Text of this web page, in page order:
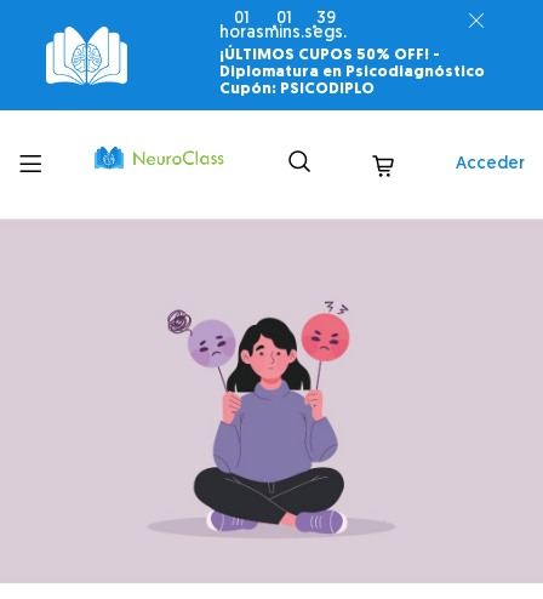
01
horas
01
mins.
38
segs.
¡ÚLTIMOS CUPOS 50% OFF! -
Diplomatura en Psicodiagnóstico
Cupón: PSICODIPLO
Toggle
menu
Acceder